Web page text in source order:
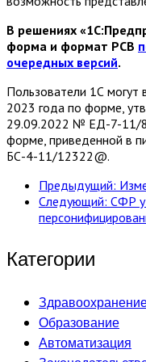
В решениях
форма и формат РСВ
очередных версий.
Пользователи 1С могут
2023 года по форме,
29.09.2022 № ЕД-7-11/
форме, приведенной в
БС-4-11/12322@.
Предыдущий:
Следующий: СФР
Категории
Образование
Автоматизация